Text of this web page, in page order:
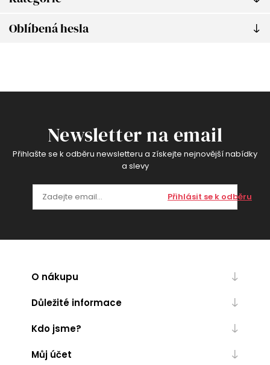
Oblíbená hesla
Newsletter na email
Přihlašte se k odběru newsletteru a získejte nejnovější nabídky
a slevy
Přihlásit se k odběru
O nákupu
Důležité informace
Kdo jsme?
Můj účet